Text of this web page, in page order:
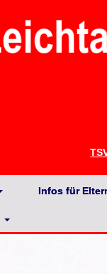
Infos für